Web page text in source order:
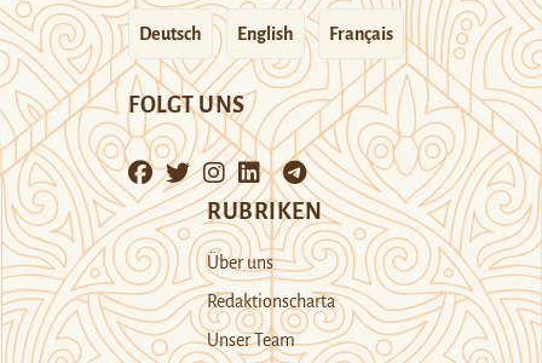
Deutsch English Français
FOLGT UNS
RUBRIKEN
Über uns
Redaktionscharta
Unser Team